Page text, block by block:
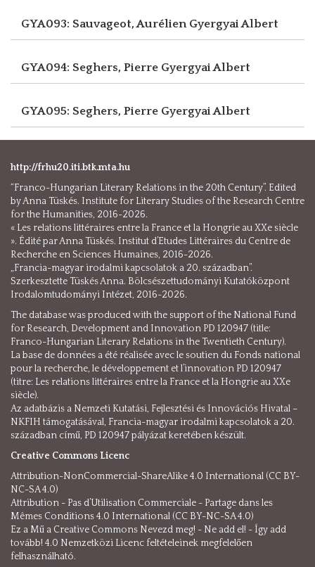
GYA093: Sauvageot, Aurélien Gyergyai Albert
GYA094: Seghers, Pierre Gyergyai Albert
GYA095: Seghers, Pierre Gyergyai Albert
http://frhu20.iti.btk.mta.hu
“Franco-Hungarian Literary Relations in the 20th Century”. Edited
by Anna Tüskés. Institute for Literary Studies of the Research Centre
for the Humanities, 2016-2026.
« Les relations littéraires entre la France et la Hongrie au XXe siècle
». Édité par Anna Tüskés. Institut d’Etudes Littéraires du Centre de
Recherche en Sciences Humaines, 2016-2026.
„Francia-magyar irodalmi kapcsolatok a 20. században”.
Szerkesztette Tüskés Anna. Bölcsészettudományi Kutatóközpont
Irodalomtudományi Intézet, 2016-2026.
The database was produced with the support of the National Fund
for Research, Development and Innovation PD 120947 (title:
Franco-Hungarian Literary Relations in the Twentieth Century).
La base de données a été réalisée avec le soutien du Fonds national
pour la recherche, le développement et l’innovation PD 120947
(titre: Les relations littéraires entre la France et la Hongrie au XXe
siècle).
Az adatbázis a Nemzeti Kutatási, Fejlesztési és Innovációs Hivatal –
NKFIH támogatásával, Francia-magyar irodalmi kapcsolatok a 20.
században című, PD 120947 pályázat keretében készült.
Creative Commons Licenc
Attribution-NonCommercial-ShareAlike 4.0 International (CC BY-
NC-SA 4.0)
Attribution - Pas d’Utilisation Commerciale - Partage dans les
Mêmes Conditions 4.0 International (CC BY-NC-SA 4.0)
Ez a Mű a Creative Commons Nevezd meg! - Ne add el! - Így add
tovább! 4.0 Nemzetközi Licenc feltételeinek megfelelően
felhasználható.